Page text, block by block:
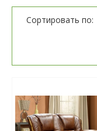
Сортировать по: